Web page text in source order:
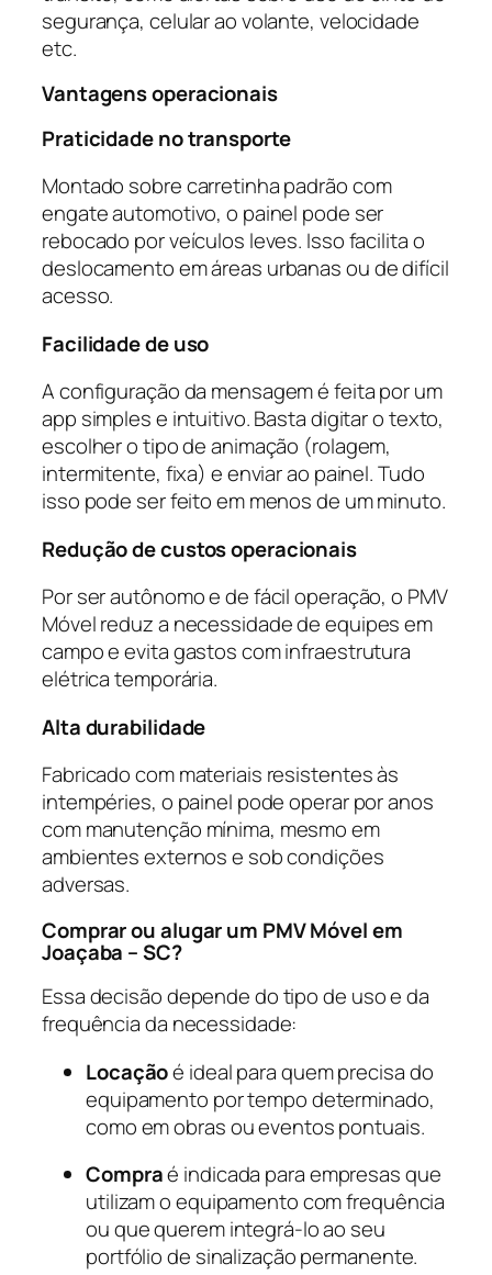
segurança, celular ao volante, velocidade
etc.
Vantagens operacionais
Praticidade no transporte
Montado sobre carretinha padrão com
engate automotivo, o painel pode ser
rebocado por veículos leves. Isso facilita o
deslocamento em áreas urbanas ou de difícil
acesso.
Facilidade de uso
A configuração da mensagem é feita por um
app simples e intuitivo. Basta digitar o texto,
escolher o tipo de animação (rolagem,
intermitente, fixa) e enviar ao painel. Tudo
isso pode ser feito em menos de um minuto.
Redução de custos operacionais
Por ser autônomo e de fácil operação, o PMV
Móvel reduz a necessidade de equipes em
campo e evita gastos com infraestrutura
elétrica temporária.
Alta durabilidade
Fabricado com materiais resistentes às
intempéries, o painel pode operar por anos
com manutenção mínima, mesmo em
ambientes externos e sob condições
adversas.
Comprar ou alugar um PMV Móvel em
Joaçaba – SC?
Essa decisão depende do tipo de uso e da
frequência da necessidade:
Locaçãoé ideal para quem precisa do
equipamento por tempo determinado,
como em obras ou eventos pontuais.
Compraé indicada para empresas que
utilizam o equipamento com frequência
ou que querem integrá-lo ao seu
portfólio de sinalização permanente.